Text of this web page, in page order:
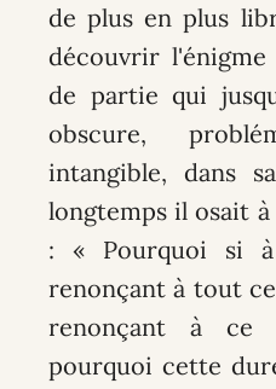
de plus en plus
découvrir
de partie qui
obscure,
intangible, dans
longtemps il osait
: « Pourquoi si
renonçant à tout
renonçant à ce
pourquoi cette